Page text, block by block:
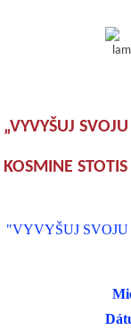
„VYVYŠUJ
KOSMINE STOTIS
"VYVYŠUJ